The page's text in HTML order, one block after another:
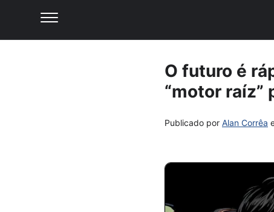
O futuro é
“motor raíz”
Publicado por Alan Corrêa